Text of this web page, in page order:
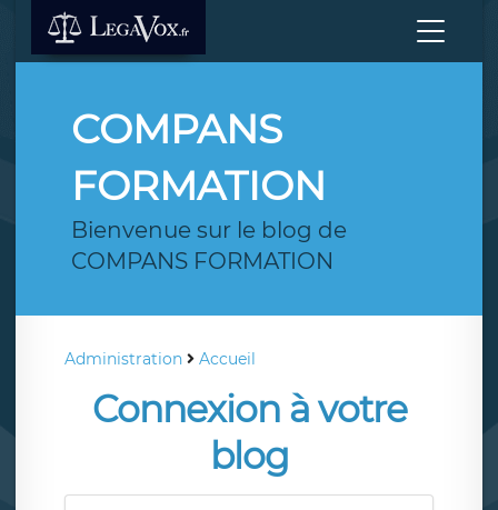
COMPANS
FORMATION
Bienvenue sur le blog de
COMPANS FORMATION
Administration Accueil
Connexion à votre
blog